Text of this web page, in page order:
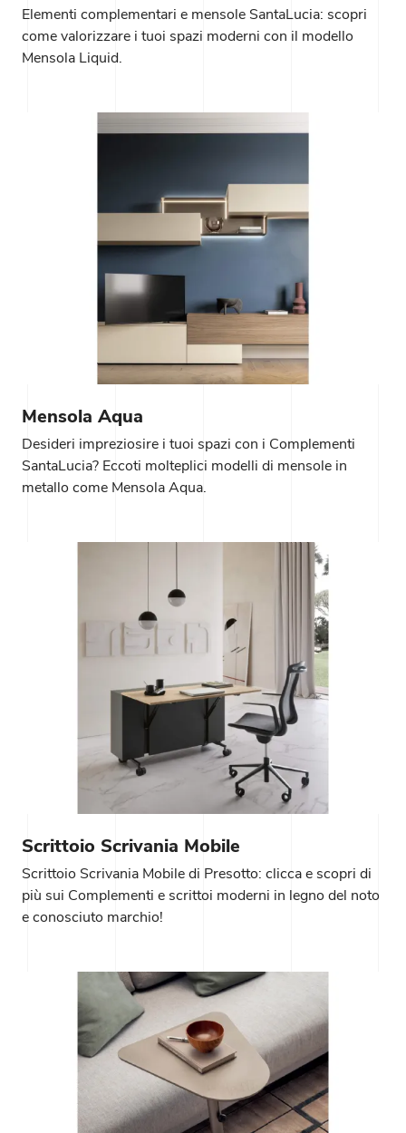
Elementi complementari e mensole SantaLucia: scopri
come valorizzare i tuoi spazi moderni con il modello
Mensola Liquid.
Mensola Aqua
Desideri impreziosire i tuoi spazi con i Complementi
SantaLucia? Eccoti molteplici modelli di mensole in
metallo come Mensola Aqua.
Scrittoio Scrivania Mobile
Scrittoio Scrivania Mobile di Presotto: clicca e scopri di
più sui Complementi e scrittoi moderni in legno del noto
e conosciuto marchio!